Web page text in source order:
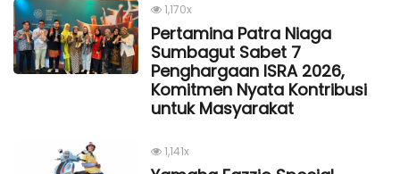
1,170x
Pertamina Patra Niaga
Sumbagut Sabet 7
Penghargaan ISRA 2026,
Komitmen Nyata Kontribusi
untuk Masyarakat
1,141x